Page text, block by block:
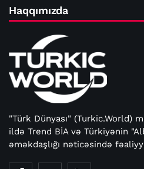
Haqqımızda
"Türk Dünyası" (Turkic.World)
ildə Trend BİA və Türkiyənin
əməkdaşlığı nəticəsində